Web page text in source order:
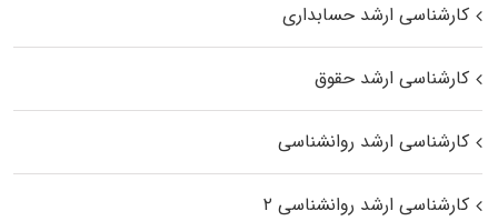
کارشناسی ارشد حسابداری
کارشناسی ارشد حقوق
کارشناسی ارشد روانشناسی
کارشناسی ارشد روانشناسی ۲